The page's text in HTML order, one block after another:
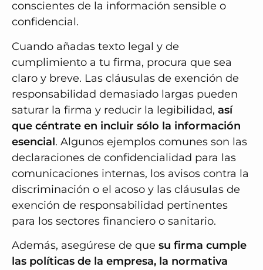
conscientes de la información sensible o
confidencial.
Cuando añadas texto legal y de
cumplimiento a tu firma, procura que sea
claro y breve. Las cláusulas de exención de
responsabilidad demasiado largas pueden
saturar la firma y reducir la legibilidad, así
que céntrate en incluir sólo la información
esencial. Algunos ejemplos comunes son las
declaraciones de confidencialidad para las
comunicaciones internas, los avisos contra la
discriminación o el acoso y las cláusulas de
exención de responsabilidad pertinentes
para los sectores financiero o sanitario.
Además, asegúrese de que su firma cumple
las políticas de la empresa, la normativa